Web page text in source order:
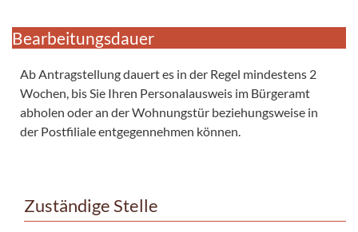
Bearbeitungsdauer
Ab Antragstellung dauert es in der Regel mindestens 2
Wochen, bis Sie Ihren Personalausweis im Bürgeramt
abholen oder an der Wohnungstür beziehungsweise in
der Postfiliale entgegennehmen können.
Zuständige Stelle